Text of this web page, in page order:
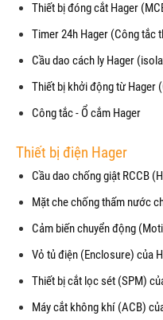
Thiết bị đóng cắt Hager
Timer 24h Hager (Công tắc
Cầu dao cách ly Hager
Thiết bị khởi động từ Hager
Công tắc - Ổ cắm Hager
Thiết bị điện Hager
Cầu dao chống giật RCCB
Mặt che chống thấm nước
Cảm biến chuyển động
Vỏ tủ điện (Enclosure) của
Thiết bị cắt lọc sét (SPM)
Máy cắt không khí (ACB)